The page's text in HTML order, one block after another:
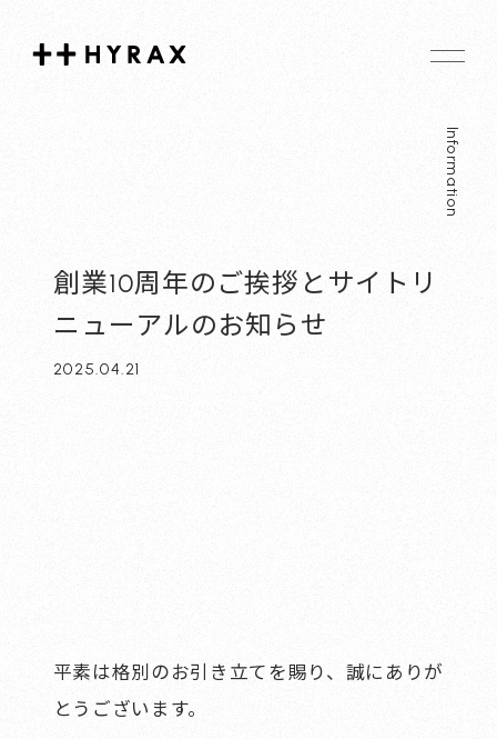
創業10周年のご挨拶とサイトリ
ニューアルのお知らせ
2025.04.21
Information
平素は格別のお引き立てを賜り、誠にありが
とうございます。